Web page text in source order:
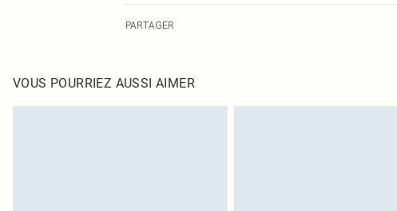
Veuillez noter que nous ne pouvons pas rembourser les
également être essayées en intérieur. Les articles pour la
PARTAGER
VOUS POURRIEZ AUSSI AIMER